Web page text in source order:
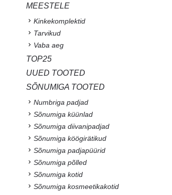
MEESTELE
Kinkekomplektid
Tarvikud
Vaba aeg
TOP25
UUED TOOTED
SÕNUMIGA TOOTED
Numbriga padjad
Sõnumiga küünlad
Sõnumiga diivanipadjad
Sõnumiga köögirätikud
Sõnumiga padjapüürid
Sõnumiga põlled
Sõnumiga kotid
Sõnumiga kosmeetikakotid